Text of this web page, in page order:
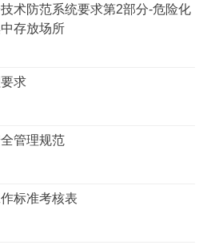
术防范系统要求第2部分-危险化
存放场所
求
管理规范
标准考核表